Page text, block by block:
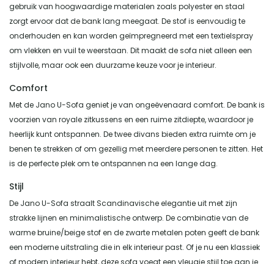
gebruik van hoogwaardige materialen zoals polyester en staal
zorgt ervoor dat de bank lang meegaat. De stof is eenvoudig te
onderhouden en kan worden geïmpregneerd met een textielspray
om vlekken en vuil te weerstaan. Dit maakt de sofa niet alleen een
stijlvolle, maar ook een duurzame keuze voor je interieur.
Comfort
Met de Jano U-Sofa geniet je van ongeëvenaard comfort. De bank is
voorzien van royale zitkussens en een ruime zitdiepte, waardoor je
heerlijk kunt ontspannen. De twee divans bieden extra ruimte om je
benen te strekken of om gezellig met meerdere personen te zitten. Het
is de perfecte plek om te ontspannen na een lange dag.
Stijl
De Jano U-Sofa straalt Scandinavische elegantie uit met zijn
strakke lijnen en minimalistische ontwerp. De combinatie van de
warme bruine/beige stof en de zwarte metalen poten geeft de bank
een moderne uitstraling die in elk interieur past. Of je nu een klassiek
of modern interieur hebt, deze sofa voegt een vleugje stijl toe aan je